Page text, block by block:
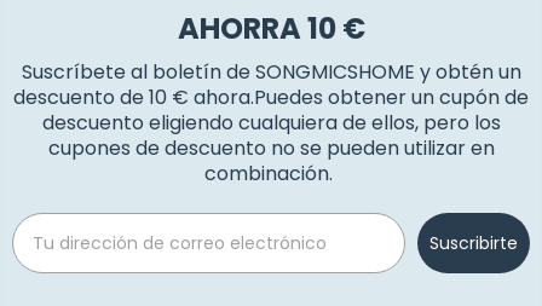
AHORRA 10 €
Suscríbete al boletín de SONGMICSHOME y obtén un
descuento de 10 € ahora.Puedes obtener un cupón de
descuento eligiendo cualquiera de ellos, pero los
cupones de descuento no se pueden utilizar en
combinación.
Email
Suscribirte